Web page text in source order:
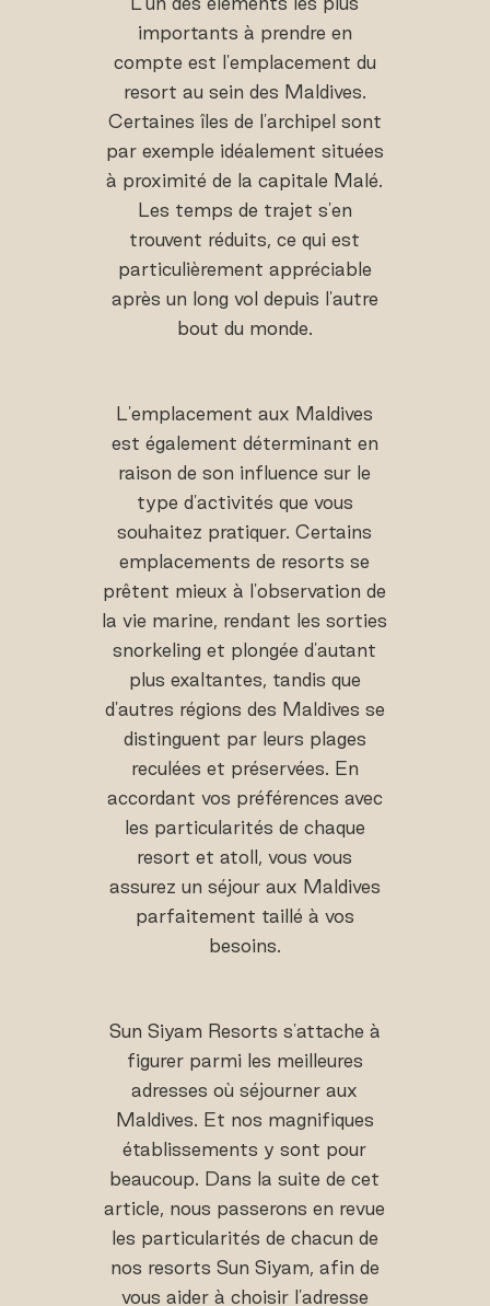
importants à prendre en
compte est l'emplacement du
resort au sein des Maldives.
Certaines îles de l'archipel sont
par exemple idéalement situées
à proximité de la capitale Malé.
Les temps de trajet s'en
trouvent réduits, ce qui est
particulièrement appréciable
après un long vol depuis l'autre
bout du monde.
L'emplacement aux Maldives
est également déterminant en
raison de son influence sur le
type d'activités que vous
souhaitez pratiquer. Certains
emplacements de resorts se
prêtent mieux à l'observation de
la vie marine, rendant les sorties
snorkeling et plongée d'autant
plus exaltantes, tandis que
d'autres régions des Maldives se
distinguent par leurs plages
reculées et préservées. En
accordant vos préférences avec
les particularités de chaque
resort et atoll, vous vous
assurez un séjour aux Maldives
parfaitement taillé à vos
besoins.
Sun Siyam Resorts s'attache à
figurer parmi les meilleures
adresses où séjourner aux
Maldives. Et nos magnifiques
établissements y sont pour
beaucoup. Dans la suite de cet
article, nous passerons en revue
les particularités de chacun de
nos resorts Sun Siyam, afin de
vous aider à choisir l'adresse